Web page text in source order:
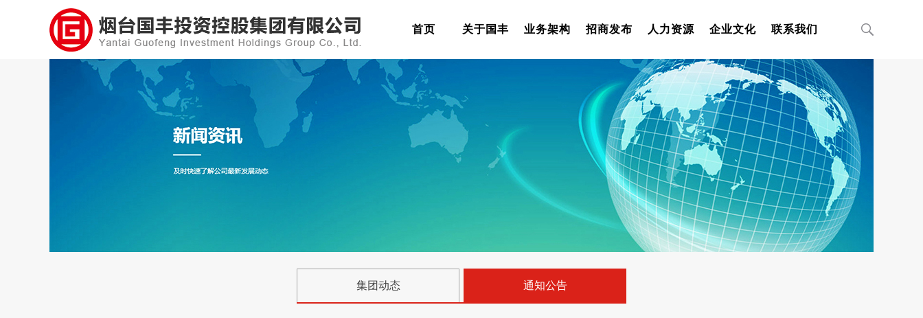
首页 关于国丰 业务架构 招商发布 人力资源 企业文化 联系我们
集团动态 通知公告